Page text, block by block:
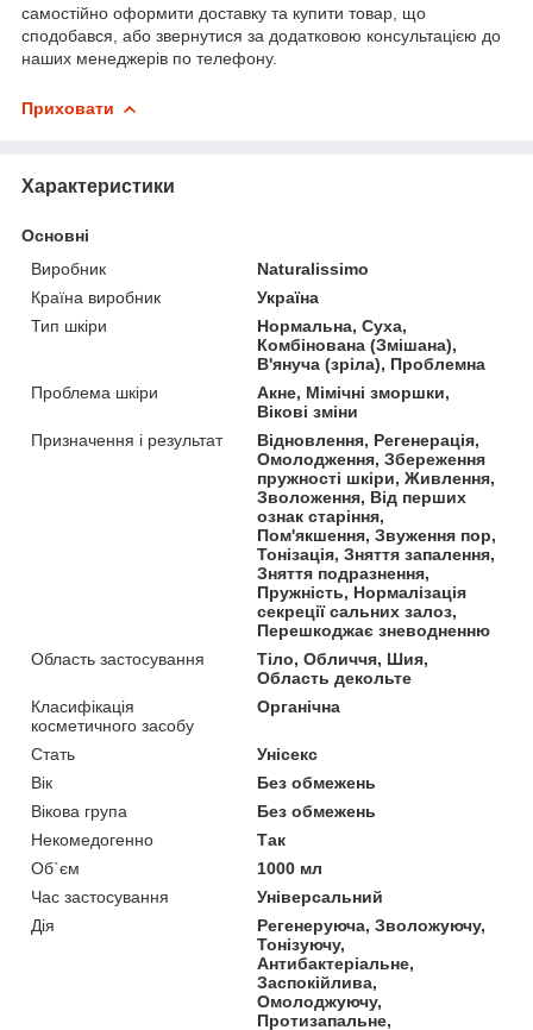
самостійно оформити доставку та купити товар, що
сподобався, або звернутися за додатковою консультацією до
наших менеджерів по телефону.
Приховати
Характеристики
Основні
Виробник
Naturalissimo
Країна виробник
Україна
Тип шкіри
Нормальна, Суха,
Комбінована (Змішана),
В'януча (зріла), Проблемна
Проблема шкіри
Акне, Мімічні зморшки,
Вікові зміни
Призначення і результат
Відновлення, Регенерація,
Омолодження, Збереження
пружності шкіри, Живлення,
Зволоження, Від перших
ознак старіння,
Пом'якшення, Звуження пор,
Тонізація, Зняття запалення,
Зняття подразнення,
Пружність, Нормалізація
секреції сальних залоз,
Перешкоджає зневодненню
Область застосування
Тіло, Обличчя, Шия,
Область декольте
Класифікація
косметичного засобу
Органічна
Стать
Унісекс
Вік
Без обмежень
Вікова група
Без обмежень
Некомедогенно
Так
Об`єм
1000 мл
Час застосування
Універсальний
Дія
Регенеруюча, Зволожуючу,
Тонізуючу,
Антибактеріальне,
Заспокійлива,
Омолоджуючу,
Протизапальне,